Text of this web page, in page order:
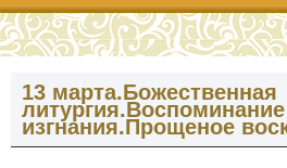
13 марта.Божественная
изгнания.Прощеное